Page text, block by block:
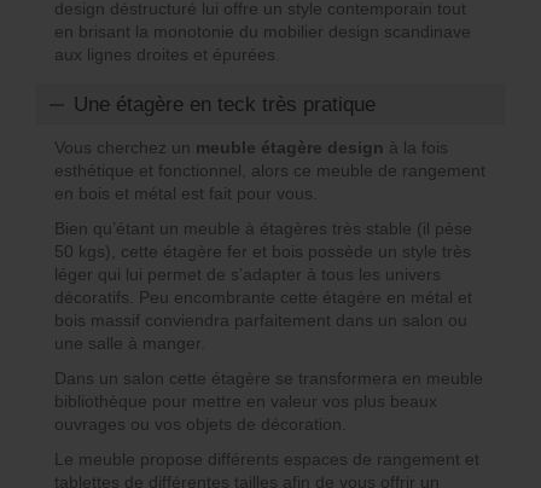
design déstructuré lui offre un style contemporain tout
en brisant la monotonie du mobilier design scandinave
aux lignes droites et épurées.
Une étagère en teck très pratique
Vous cherchez un meuble étagère design à la fois
esthétique et fonctionnel, alors ce meuble de rangement
en bois et métal est fait pour vous.
Bien qu’étant un meuble à étagères très stable (il pèse
50 kgs), cette étagère fer et bois possède un style très
léger qui lui permet de s’adapter à tous les univers
décoratifs. Peu encombrante cette étagère en métal et
bois massif conviendra parfaitement dans un salon ou
une salle à manger.
Dans un salon cette étagère se transformera en meuble
bibliothèque pour mettre en valeur vos plus beaux
ouvrages ou vos objets de décoration.
Le meuble propose différents espaces de rangement et
tablettes de différentes tailles afin de vous offrir un